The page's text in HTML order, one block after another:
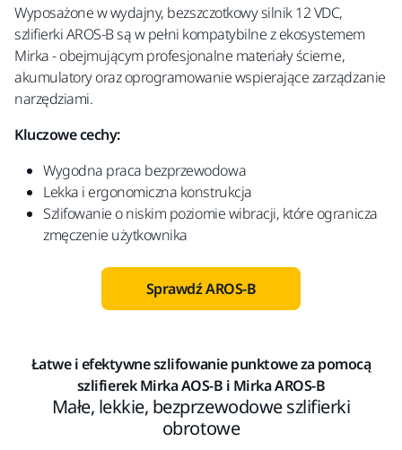
Wyposażone w wydajny, bezszczotkowy silnik 12 VDC,
szlifierki AROS-B są w pełni kompatybilne z ekosystemem
Mirka - obejmującym profesjonalne materiały ścierne,
akumulatory oraz oprogramowanie wspierające zarządzanie
narzędziami.
Kluczowe cechy:
Wygodna praca bezprzewodowa
Lekka i ergonomiczna konstrukcja
Szlifowanie o niskim poziomie wibracji, które ogranicza
zmęczenie użytkownika
Sprawdź AROS-B
Łatwe i efektywne szlifowanie punktowe za pomocą
szlifierek Mirka AOS-B i Mirka AROS-B
Małe, lekkie, bezprzewodowe szlifierki
obrotowe